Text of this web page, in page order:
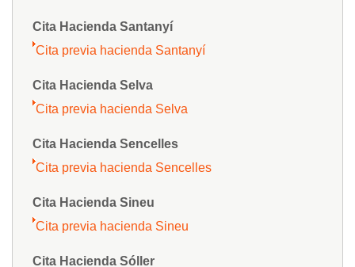
Cita Hacienda Santanyí
Cita previa hacienda Santanyí
Cita Hacienda Selva
Cita previa hacienda Selva
Cita Hacienda Sencelles
Cita previa hacienda Sencelles
Cita Hacienda Sineu
Cita previa hacienda Sineu
Cita Hacienda Sóller